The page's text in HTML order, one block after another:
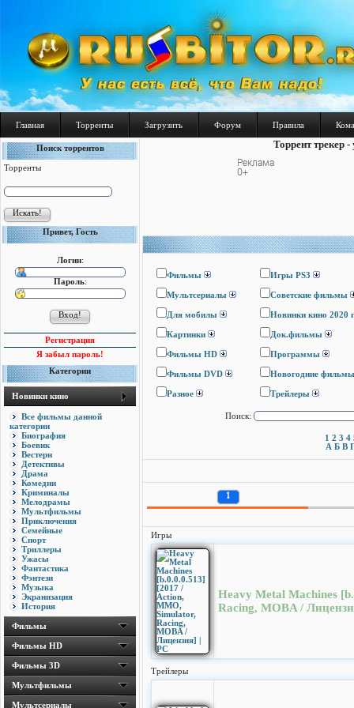
Главная Торренты Загрузить Форум Правила
Поиск торрентов
Торренты
Привет, Гость
Логин:
Пароль:
Регистрация
Я забыл пароль!
Категории
Новинки кино
Все фильмы данной
категории
Биография
Боевик
Вестерн
Детективы
Драма
Комедии
Криминалы
Мелодрамы
Мультфильмы
Приключения
Семейные
Спорт
Триллеры
Ужасы
Фантастика
Фэнтези
Музыка
Экранизация
История
Фильмы
Фильмы HD
Фильмы 3D
Мультфильмы
Мультсериалы
Торрент трекер
Фильмы Игры PS3
Мультсериалы Cоветские фильмы
Для мобилы Новинки кино 2020
Картинки Док.фильмы
Фильмы HD Программы
Фильмы DVD Новогодние фильмы
Разное Трейлеры
Поиск:
1 2 3 4
А Б В
1
Игры
Heavy Metal Machines
Racing, MOBA /
Трейлеры